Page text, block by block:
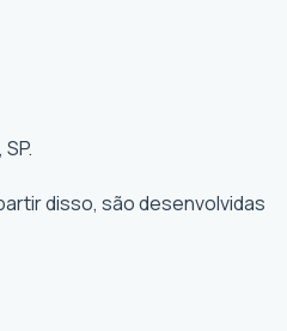
disso, são desenvolvidas